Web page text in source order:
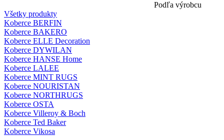
Podľa výrobcu
Všetky produkty
Koberce BERFIN
Koberce BAKERO
Koberce ELLE Decoration
Koberce DYWILAN
Koberce HANSE Home
Koberce LALEE
Koberce MINT RUGS
Koberce NOURISTAN
Koberce NORTHRUGS
Koberce OSTA
Koberce Villeroy & Boch
Koberce Ted Baker
Koberce Vikosa